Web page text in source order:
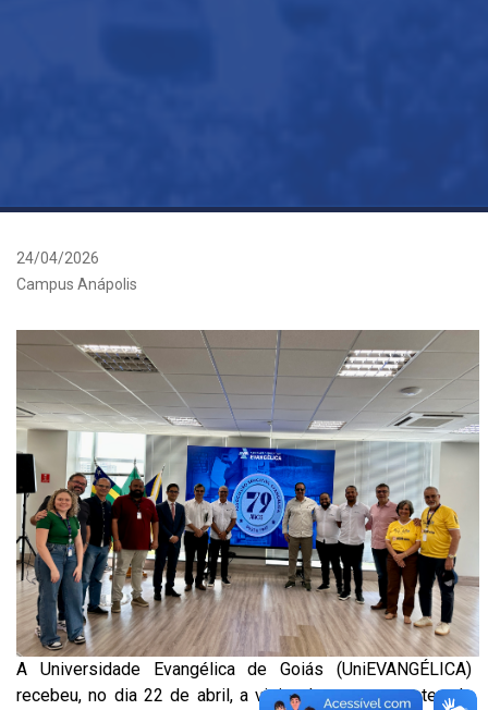
24/04/2026
Campus Anápolis
A Universidade Evangélica de Goiás (UniEVANGÉLICA)
recebeu, no dia 22 de abril, a visita de representantes da